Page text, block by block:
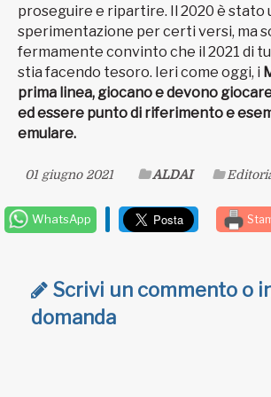
proseguire e ripartire. Il 2020 è stato
sperimentazione per certi versi, ma
fermamente convinto che il 2021 di
stia facendo tesoro. Ieri come oggi, i
prima linea, giocano e devono
ed essere punto di riferimento e
emulare.
01 giugno 2021 ALDAI
WhatsApp
Scrivi un commento o
domanda